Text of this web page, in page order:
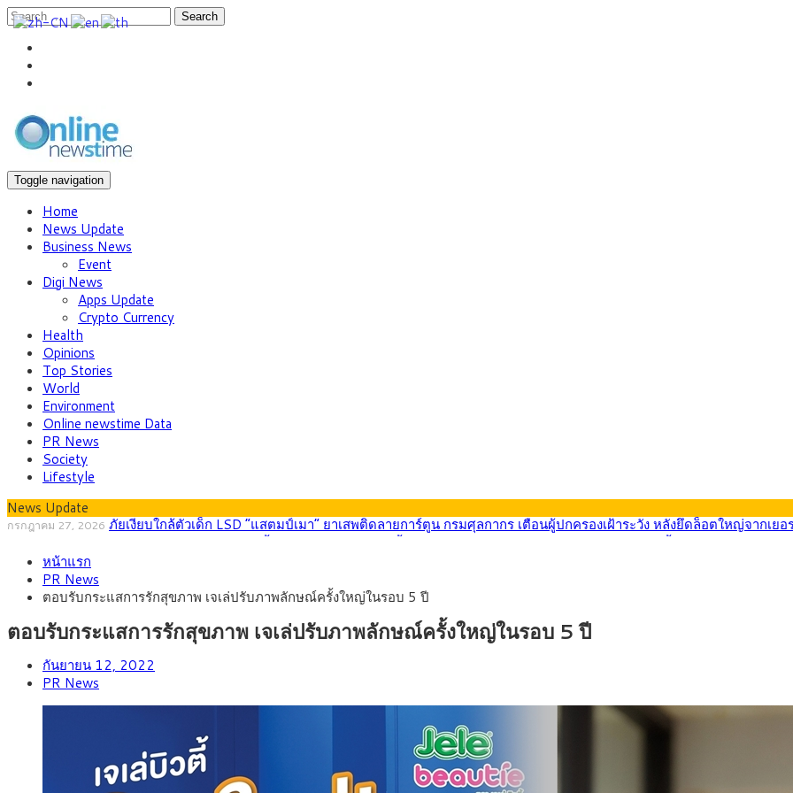
Search
Toggle navigation
Home
News Update
Business News
Event
Digi News
Apps Update
Crypto Currency
Health
Opinions
Top Stories
World
Environment
Online newstime Data
PR News
Society
Lifestyle
News Update
กรกฎาคม 27, 2026 กรุงศรี คาดเงินบาทสัปดาห์นี้ (27–31 ก.ค. 2569) ซื้อขายในกรอบ 33.40-34.00 มองเฟดคงดอกเบี้ย
สิงหาคม 4, 2026
สิงหาคม 3, 2026 กรุงศรี คาดเงินบาทสัปดาห์นี้ซื้อขายในกรอบ 33.00-33.60 ติดตามข้อมูลจ้างงานสหรัฐฯ
สิงหาคม 1, 2026 “เอกนิติ” เปิดเครื่องยนต์เศรษฐกิจใหม่ของไทย เดินหน้า 5 ยุทธศาสตร์ รื้อโครงสร้างเศรษฐกิจ ดันไทยโตเต็มศักยภาพ
กรกฎาคม 27, 2026 ภัยเงียบใกล้ตัวเด็ก LSD “แสตมป์เมา” ยาเสพติดลายการ์ตูน กรมศุลกากร เตือนผู้ปกครองเฝ้าระวัง หลังยึดล็อตใหญ่จากเย
หน้าแรก
PR News
ตอบรับกระแสการรักสุขภาพ เจเล่ปรับภาพลักษณ์ครั้งใหญ่ในรอบ 5 ปี
ตอบรับกระแสการรักสุขภาพ เจเล่ปรับภาพลักษณ์ครั้งใหญ่ในรอบ 5 ปี
กันยายน 12, 2022
PR News